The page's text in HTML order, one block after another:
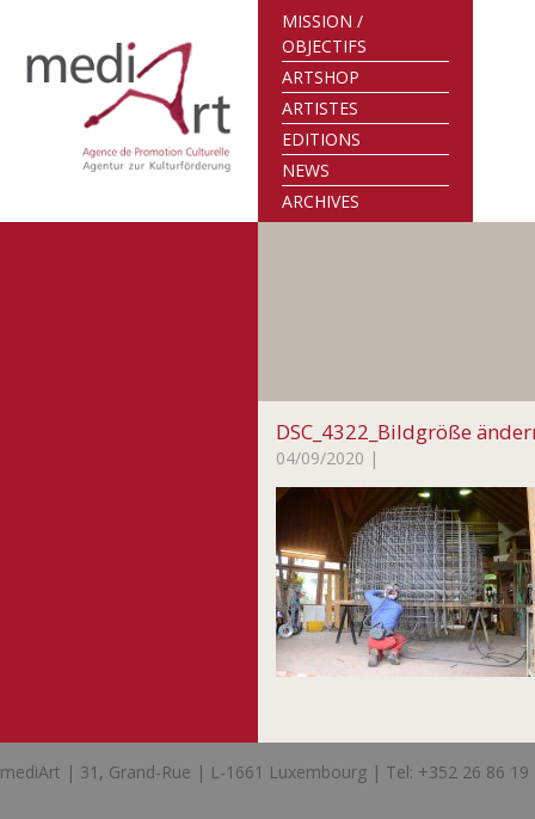
MISSION /
OBJECTIFS
ARTSHOP
ARTISTES
EDITIONS
NEWS
ARCHIVES
DSC_4322_Bildgröße
04/09/2020 |
mediArt | 31, Grand-Rue | L-1661 Luxembourg | Tel: +352 26 86